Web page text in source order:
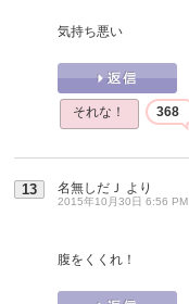
気持ち悪い
それな！ 368
13 名無しだＪ より
2015年10月30日 6:56 PM
腹をくくれ！